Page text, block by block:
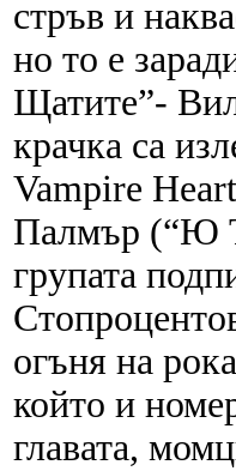
стръв и
но то е
Щатите”-
крачка са
Vampire
Палмър (“Ю
групата
огъня на
който и
главата,